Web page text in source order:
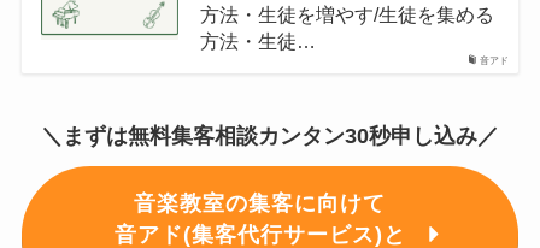
音アド
方法・生徒を増やす/生徒を集める
方法・生徒…
＼まずは無料集客相談カンタン30秒申し込み／
音楽教室の集客に向けて
音アド(集客代行サービス)と